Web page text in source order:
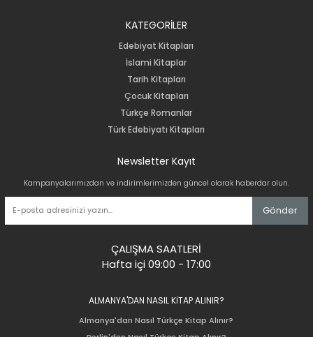
KATEGORİLER
Edebiyat Kitapları
İslami Kitaplar
Tarih Kitapları
Çocuk Kitapları
Türkçe Romanlar
Türk Edebiyatı Kitapları
Newsletter Kayıt
Kampanyalarımızdan ve indirimlerimizden güncel olarak haberdar olun.
Gönder
ÇALIŞMA SAATLERİ
Hafta içi 09:00 - 17:00
ALMANYA'DAN NASIL KİTAP ALINIR?
Almanya'dan Nasıl Türkçe Kitap Alınır?